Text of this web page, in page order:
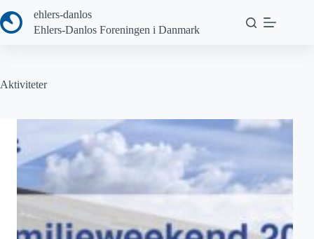
til
indhold
ehlers-danlos
Ehlers-Danlos Foreningen i Danmark
Aktiviteter